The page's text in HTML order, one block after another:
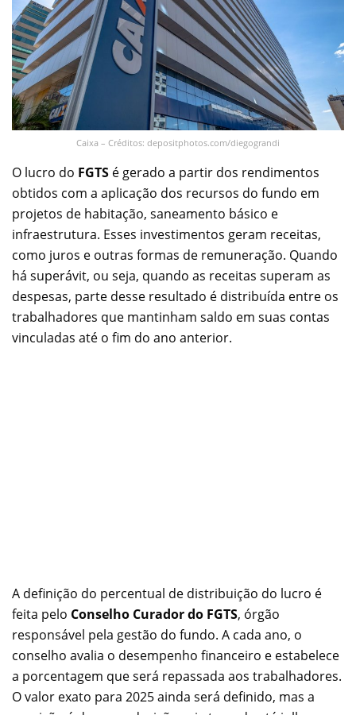
Caixa – Créditos: depositphotos.com/diegograndi
O lucro do FGTS é gerado a partir dos rendimentos
obtidos com a aplicação dos recursos do fundo em
projetos de habitação, saneamento básico e
infraestrutura. Esses investimentos geram receitas,
como juros e outras formas de remuneração. Quando
há superávit, ou seja, quando as receitas superam as
despesas, parte desse resultado é distribuída entre os
trabalhadores que mantinham saldo em suas contas
vinculadas até o fim do ano anterior.
A definição do percentual de distribuição do lucro é
feita pelo Conselho Curador do FGTS, órgão
responsável pela gestão do fundo. A cada ano, o
conselho avalia o desempenho financeiro e estabelece
a porcentagem que será repassada aos trabalhadores.
O valor exato para 2025 ainda será definido, mas a